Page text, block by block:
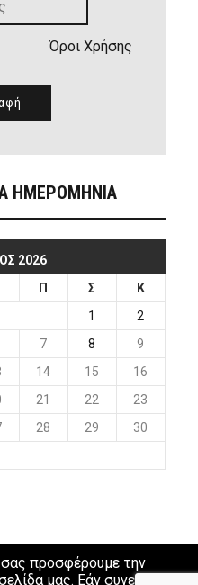
Όροι Χρήσης
ΗΜΕΡΟΜΗΝΙΑ
2026
Π Σ
Κ
1
2
7 8
9
14 15
16
21 22
23
28 29
30
προσφέρουμε την
μας. Εάν συνεχίσετε να